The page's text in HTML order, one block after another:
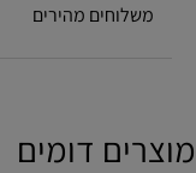
משלוחים מהירים
מוצרים דומים